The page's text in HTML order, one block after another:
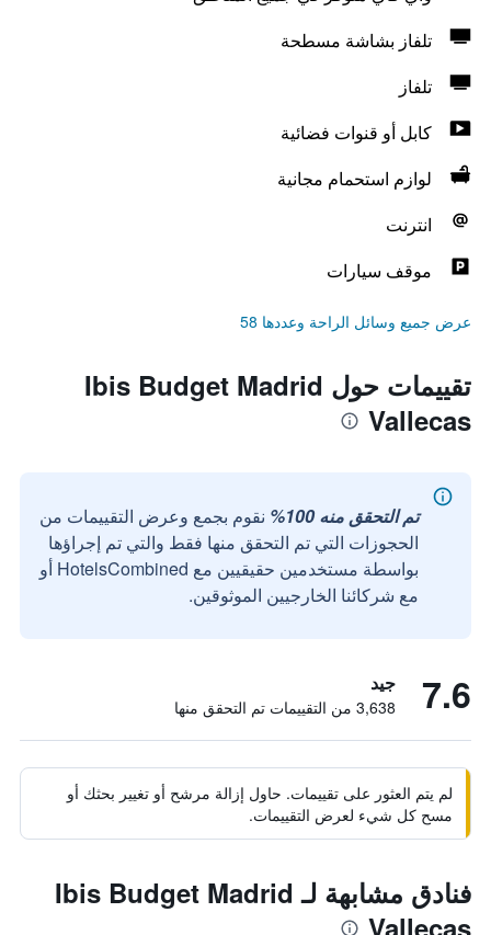
تلفاز بشاشة مسطحة
تلفاز
كابل أو قنوات فضائية
لوازم استحمام مجانية
انترنت
موقف سيارات
عرض جميع وسائل الراحة وعددها 58
تقييمات حول Ibis Budget Madrid
Vallecas
تم التحقق منه 100%
نقوم بجمع وعرض التقييمات من
الحجوزات التي تم التحقق منها فقط والتي تم إجراؤها
بواسطة مستخدمين حقيقيين مع HotelsCombined أو
مع شركائنا الخارجيين الموثوقين.
7.6 جيد
3,638 من التقييمات تم التحقق منها
لم يتم العثور على تقييمات. حاول إزالة مرشح أو تغيير بحثك أو
مسح كل شيء لعرض التقييمات.
فنادق مشابهة لـ Ibis Budget Madrid
Vallecas